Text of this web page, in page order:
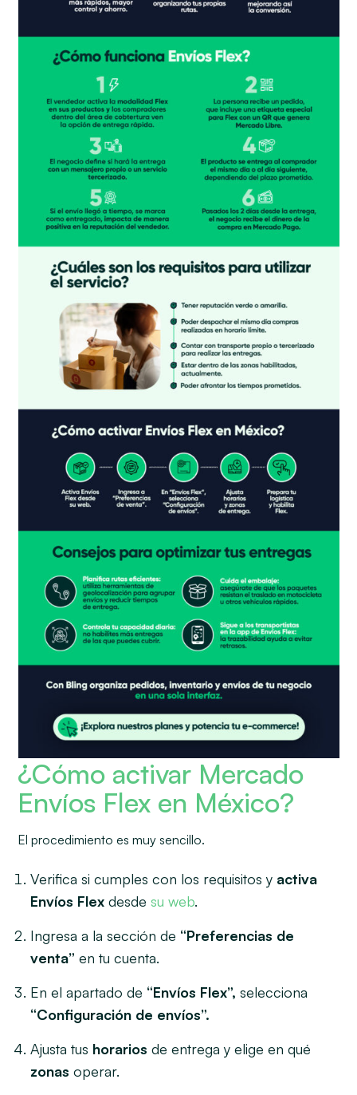
¿Cómo activar Mercado
Envíos Flex en México?
El procedimiento es muy sencillo.
Verifica si cumples con los requisitos y activa
Envíos Flex desdesu web.
Ingresa a la sección de “Preferencias de
venta” en tu cuenta.
En el apartado de “Envíos Flex”, selecciona
“Configuración de envíos”.
Ajusta tus horarios de entrega y elige en qué
zonas operar.